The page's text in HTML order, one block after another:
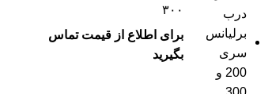
۳۰۰
برای اطلاع از قیمت تماس
بگیرید